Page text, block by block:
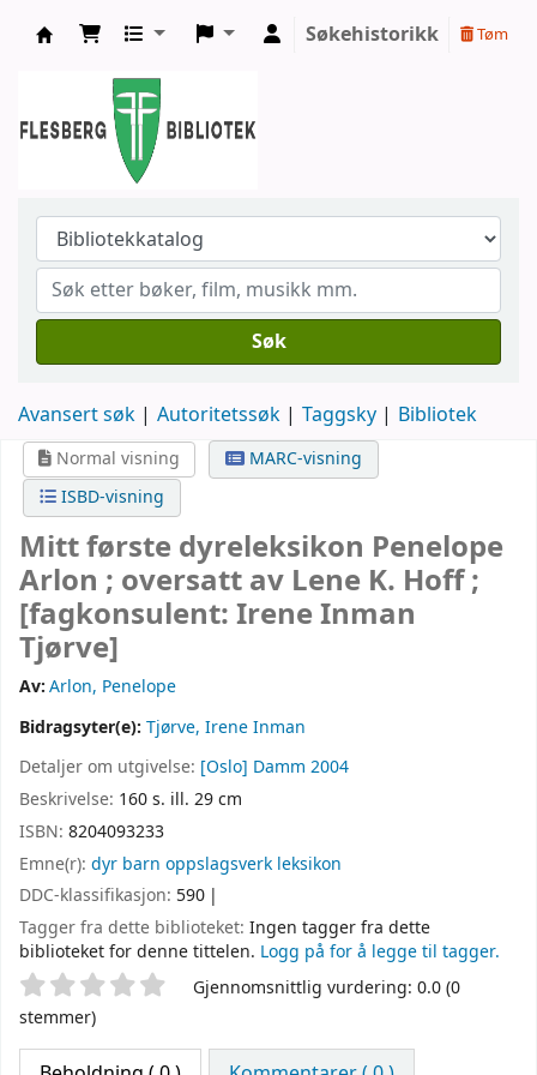
Søkehistorikk Tøm
Søk
Avansert søk Autoritetssøk Taggsky Bibliotek
Normal visning
MARC-visning
ISBD-visning
Mitt første dyreleksikon Penelope
Arlon ; oversatt av Lene K. Hoff ;
[fagkonsulent: Irene Inman
Tjørve]
Av:Arlon, Penelope
Bidragsyter(e): Tjørve, Irene Inman
Detaljer om utgivelse: [Oslo] Damm 2004
Beskrivelse: 160 s. ill. 29 cm
ISBN: 8204093233
Emne(r): dyr barn oppslagsverk leksikon
DDC-klassifikasjon: 590
Tagger fra dette biblioteket: Ingen tagger fra dette
biblioteket for denne tittelen. Logg på for å legge til tagger.
StjernevurderingGjennomsnittlig vurdering: 0.0 (0
stemmer)